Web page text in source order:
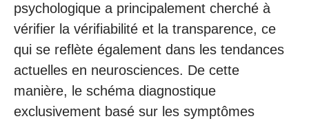
psychologique a principalement cherché à
vérifier la vérifiabilité et la transparence, ce
qui se reflète également dans les tendances
actuelles en neurosciences. De cette
manière, le schéma diagnostique
exclusivement basé sur les symptômes